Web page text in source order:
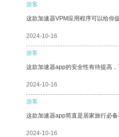
游客
这款加速器VPM应用程序可以给你
2024-10-16
游客
这款加速器app的安全性有待提高
2024-10-16
游客
这款加速器app简直是居家旅行必
2024-10-16